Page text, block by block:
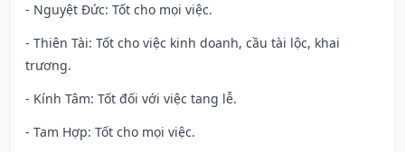
- Nguyệt Đức: Tốt cho mọi việc.
- Thiên Tài: Tốt cho việc kinh doanh, cầu tài lộc, khai
trương.
- Kính Tâm: Tốt đối với việc tang lễ.
- Tam Hợp: Tốt cho mọi việc.